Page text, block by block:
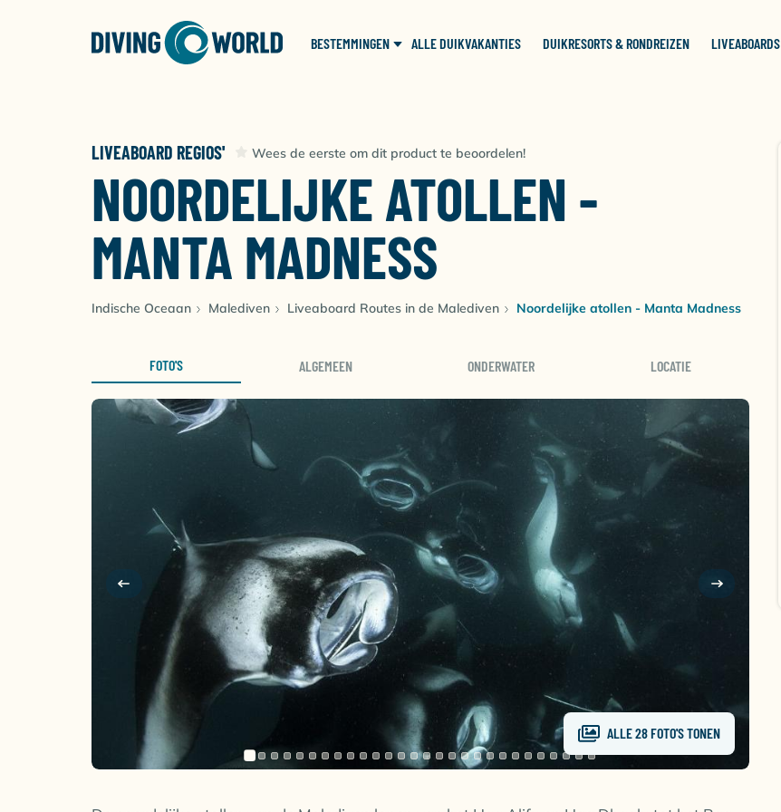
BESTEMMINGEN ALLE DUIKVAKANTIES DUIKRESORTS & RONDREIZEN LIVEABOARDS
LIVEABOARD REGIOS' Wees de eerste om dit product te beoordelen!
NOORDELIJKE ATOLLEN -
MANTA MADNESS
Indische Oceaan Malediven Liveaboard Routes in de Malediven Noordelijke atollen - Manta Madness
FOTO'S ALGEMEEN ONDERWATER LOCATIE
ALLE 28 FOTO'S TONEN